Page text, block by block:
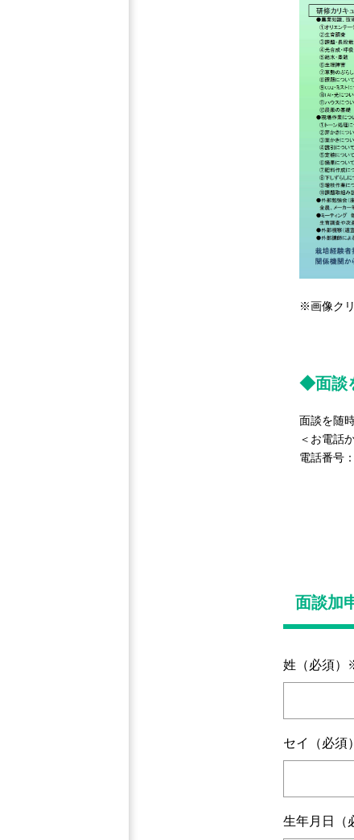
※画像ク
◆面談
面談を随
＜お電話
電話番号
面談加
姓（必須）
セイ（必須
生年月日（